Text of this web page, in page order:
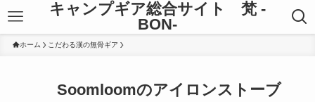
キャンプギア総合サイト 梵 -
BON-
ホーム こだわる漢の無骨ギア
Soomloomのアイロンストーブ